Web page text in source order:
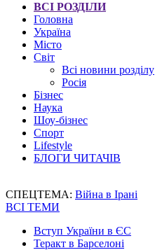
ВСІ РОЗДІЛИ
Головна
Україна
Місто
Світ
Всі новини розділу
Росія
Бізнес
Наука
Шоу-бізнес
Спорт
Lifestyle
БЛОГИ ЧИТАЧІВ
СПЕЦТЕМА: Війна в Ірані
ВСІ ТЕМИ
Вступ України в ЄС
Теракт в Барселоні